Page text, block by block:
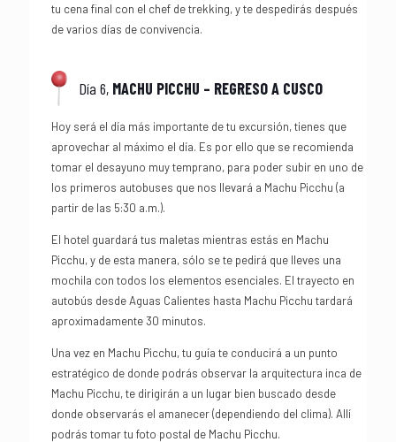
tu cena final con el chef de trekking, y te despedirás después
de varios días de convivencia.
Día 6, MACHU PICCHU – REGRESO A CUSCO
Hoy será el día más importante de tu excursión, tienes que
aprovechar al máximo el día. Es por ello que se recomienda
tomar el desayuno muy temprano, para poder subir en uno de
los primeros autobuses que nos llevará a Machu Picchu (a
partir de las 5:30 a.m.).
El hotel guardará tus maletas mientras estás en Machu
Picchu, y de esta manera, sólo se te pedirá que lleves una
mochila con todos los elementos esenciales. El trayecto en
autobús desde Aguas Calientes hasta Machu Picchu tardará
aproximadamente 30 minutos.
Una vez en Machu Picchu, tu guía te conducirá a un punto
estratégico de donde podrás observar la arquitectura inca de
Machu Picchu, te dirigirán a un lugar bien buscado desde
donde observarás el amanecer (dependiendo del clima). Allí
podrás tomar tu foto postal de Machu Picchu.